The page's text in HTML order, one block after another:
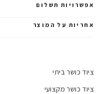
אפשרויות תשלום
אחריות על המוצר
ציוד כושר ביתי
ציוד כושר מקצועי